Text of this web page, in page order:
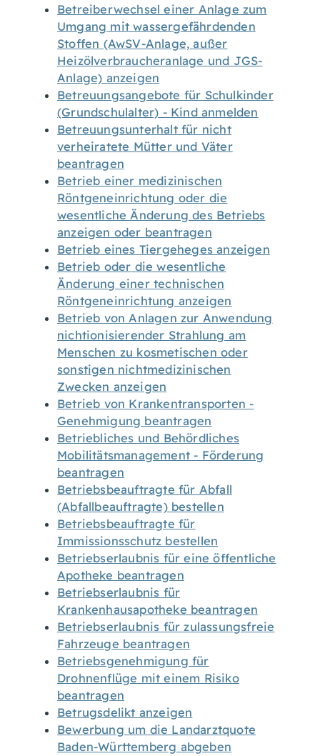
Betreiberwechsel einer Anlage zum
Umgang mit wassergefährdenden
Stoffen (AwSV-Anlage, außer
Heizölverbraucheranlage und JGS-
Anlage) anzeigen
Betreuungsangebote für Schulkinder
(Grundschulalter) - Kind anmelden
Betreuungsunterhalt für nicht
verheiratete Mütter und Väter
beantragen
Betrieb einer medizinischen
Röntgeneinrichtung oder die
wesentliche Änderung des Betriebs
anzeigen oder beantragen
Betrieb eines Tiergeheges anzeigen
Betrieb oder die wesentliche
Änderung einer technischen
Röntgeneinrichtung anzeigen
Betrieb von Anlagen zur Anwendung
nichtionisierender Strahlung am
Menschen zu kosmetischen oder
sonstigen nichtmedizinischen
Zwecken anzeigen
Betrieb von Krankentransporten -
Genehmigung beantragen
Betriebliches und Behördliches
Mobilitätsmanagement - Förderung
beantragen
Betriebsbeauftragte für Abfall
(Abfallbeauftragte) bestellen
Betriebsbeauftragte für
Immissionsschutz bestellen
Betriebserlaubnis für eine öffentliche
Apotheke beantragen
Betriebserlaubnis für
Krankenhausapotheke beantragen
Betriebserlaubnis für zulassungsfreie
Fahrzeuge beantragen
Betriebsgenehmigung für
Drohnenflüge mit einem Risiko
beantragen
Betrugsdelikt anzeigen
Bewerbung um die Landarztquote
Baden-Württemberg abgeben